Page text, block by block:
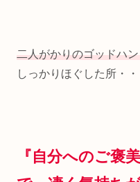
二人がかりのゴッドハ
しっかりほぐした所・・
『自分へのご褒